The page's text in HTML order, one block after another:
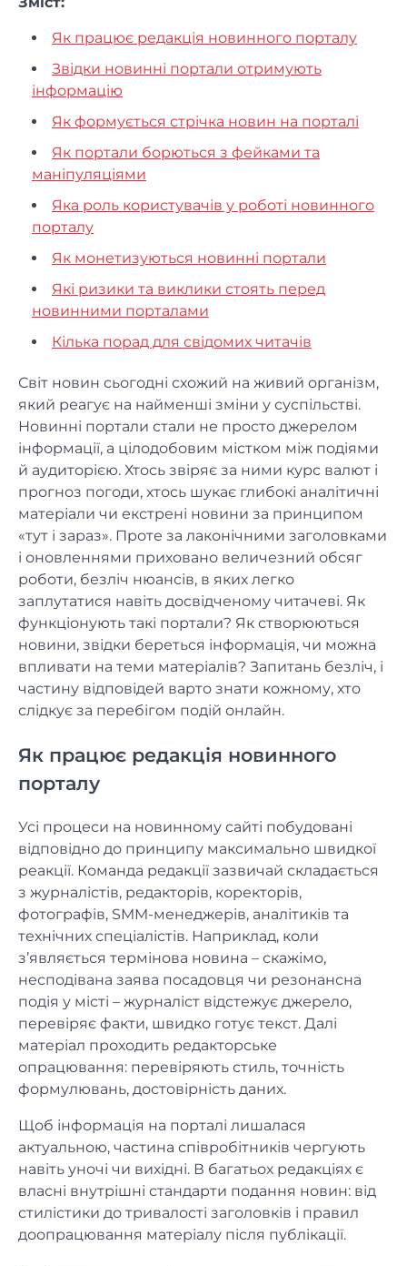
Як працює редакція новинного порталу
Звідки новинні портали отримують
інформацію
Як формується стрічка новин на порталі
Як портали борються з фейками та
маніпуляціями
Яка роль користувачів у роботі новинного
порталу
Як монетизуються новинні портали
Які ризики та виклики стоять перед
новинними порталами
Кілька порад для свідомих читачів
Світ новин сьогодні схожий на живий організм,
який реагує на найменші зміни у суспільстві.
Новинні портали стали не просто джерелом
інформації, а цілодобовим містком між подіями
й аудиторією. Хтось звіряє за ними курс валют і
прогноз погоди, хтось шукає глибокі аналітичні
матеріали чи екстрені новини за принципом
«тут і зараз». Проте за лаконічними заголовками
і оновленнями приховано величезний обсяг
роботи, безліч нюансів, в яких легко
заплутатися навіть досвідченому читачеві. Як
функціонують такі портали? Як створюються
новини, звідки береться інформація, чи можна
впливати на теми матеріалів? Запитань безліч, і
частину відповідей варто знати кожному, хто
слідкує за перебігом подій онлайн.
Як працює редакція новинного
порталу
Усі процеси на новинному сайті побудовані
відповідно до принципу максимально швидкої
реакції. Команда редакції зазвичай складається
з журналістів, редакторів, коректорів,
фотографів, SMM-менеджерів, аналітиків та
технічних спеціалістів. Наприклад, коли
з’являється термінова новина – скажімо,
несподівана заява посадовця чи резонансна
подія у місті – журналіст відстежує джерело,
перевіряє факти, швидко готує текст. Далі
матеріал проходить редакторське
опрацювання: перевіряють стиль, точність
формулювань, достовірність даних.
Щоб інформація на порталі лишалася
актуальною, частина співробітників чергують
навіть уночі чи вихідні. В багатьох редакціях є
власні внутрішні стандарти подання новин: від
стилістики до тривалості заголовків і правил
доопрацювання матеріалу після публікації.